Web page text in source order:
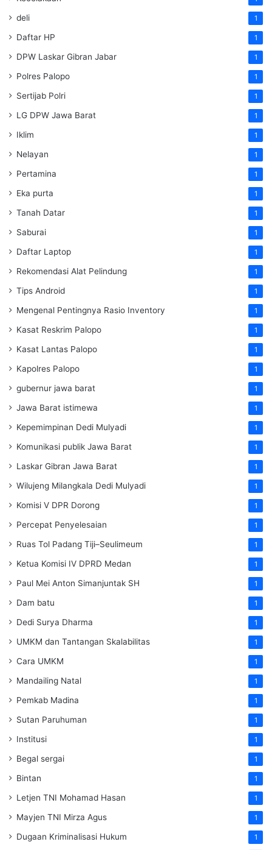
deli 1
Daftar HP 1
DPW Laskar Gibran Jabar 1
Polres Palopo 1
Sertijab Polri 1
LG DPW Jawa Barat 1
Iklim 1
Nelayan 1
Pertamina 1
Eka purta 1
Tanah Datar 1
Saburai 1
Daftar Laptop 1
Rekomendasi Alat Pelindung 1
Tips Android 1
Mengenal Pentingnya Rasio Inventory 1
Kasat Reskrim Palopo 1
Kasat Lantas Palopo 1
Kapolres Palopo 1
gubernur jawa barat 1
Jawa Barat istimewa 1
Kepemimpinan Dedi Mulyadi 1
Komunikasi publik Jawa Barat 1
Laskar Gibran Jawa Barat 1
Wilujeng Milangkala Dedi Mulyadi 1
Komisi V DPR Dorong 1
Percepat Penyelesaian 1
Ruas Tol Padang Tiji–Seulimeum 1
Ketua Komisi IV DPRD Medan 1
Paul Mei Anton Simanjuntak SH 1
Dam batu 1
Dedi Surya Dharma 1
UMKM dan Tantangan Skalabilitas 1
Cara UMKM 1
Mandailing Natal 1
Pemkab Madina 1
Sutan Paruhuman 1
Institusi 1
Begal sergai 1
Bintan 1
Letjen TNI Mohamad Hasan 1
Mayjen TNI Mirza Agus 1
Dugaan Kriminalisasi Hukum 1